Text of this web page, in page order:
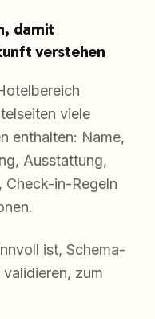
damit
verstehen
viele
enthalten: Name,
Ausstattung,
Check-in-Regeln
ist, Schema-
zum